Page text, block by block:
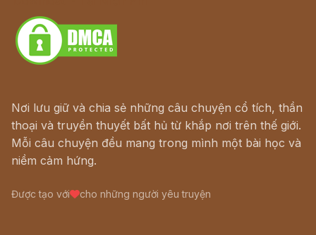
Nơi lưu giữ và chia sẻ những câu chuyện cổ tích, thần
thoại và truyền thuyết bất hủ từ khắp nơi trên thế giới.
Mỗi câu chuyện đều mang trong mình một bài học và
niềm cảm hứng.
Được tạo với cho những người yêu truyện